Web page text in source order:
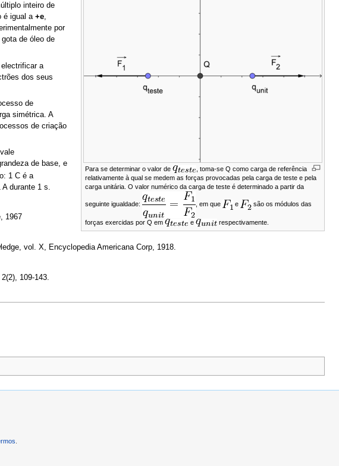
Para se determinar o valor de
, toma-se Q como carga de referência
relativamente à qual se medem as forças provocadas pela carga de teste e pela
carga unitária. O valor numérico da carga de teste é determinado a partir da
seguinte igualdade: , em que e são os módulos das
forças exercidas por Q em e respectivamente.
inteiro de
é igual a +e,
por
de óleo de
a
dos seus
de
simétrica. A
de criação
de base, e
1 C é a
durante 1 s.
1967
vol. X, Encyclopedia Americana Corp, 1918.
109-143.